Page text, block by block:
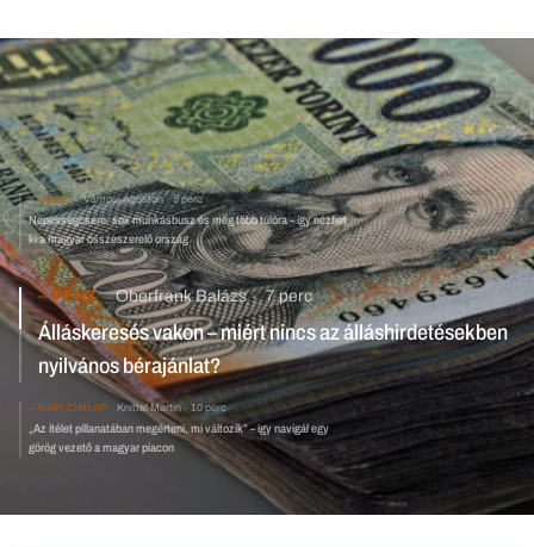
ÜZLET Vámosi Ágoston 5 perc
Népességcsere, sok munkásbusz és még több túlóra – így nézhet
ki a magyar összeszerelő ország
PÉNZ Oberfrank Balázs 7 perc
Álláskeresés vakon – miért nincs az álláshirdetésekben
nyilvános bérajánlat?
NAPI CÍMLAP Knittel Martin 10 perc
„Az ítélet pillanatában megérteni, mi változik” – így navigál egy
görög vezető a magyar piacon